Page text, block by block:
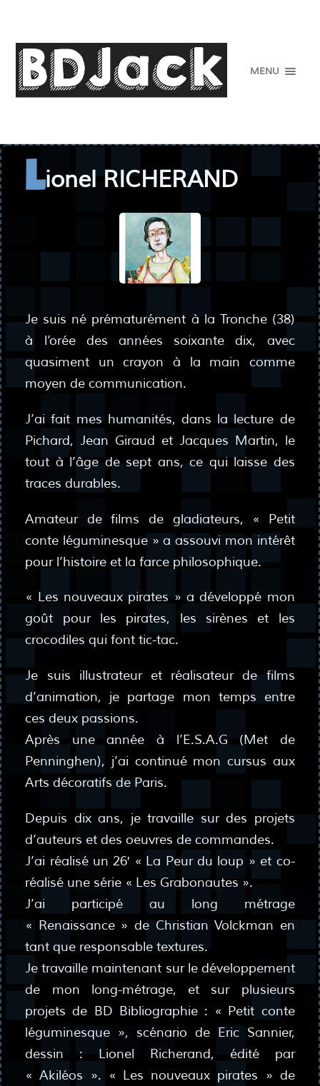
MENU
Lionel RICHERAND
Je suis né prématurément à la Tronche (38)
à l’orée des années soixante dix, avec
quasiment un crayon à la main comme
moyen de communication.
J’ai fait mes humanités, dans la lecture de
Pichard, Jean Giraud et Jacques Martin, le
tout à l’âge de sept ans, ce qui laisse des
traces durables.
Amateur de films de gladiateurs, « Petit
conte léguminesque » a assouvi mon intérêt
pour l’histoire et la farce philosophique.
« Les nouveaux pirates » a développé mon
goût pour les pirates, les sirènes et les
crocodiles qui font tic-tac.
Je suis illustrateur et réalisateur de films
d’animation, je partage mon temps entre
ces deux passions.
Après une année à l’E.S.A.G (Met de
Penninghen), j’ai continué mon cursus aux
Arts décoratifs de Paris.
Depuis dix ans, je travaille sur des projets
d’auteurs et des oeuvres de commandes.
J’ai réalisé un 26′ « La Peur du loup » et co-
réalisé une série « Les Grabonautes ».
J’ai participé au long métrage
« Renaissance » de Christian Volckman en
tant que responsable textures.
Je travaille maintenant sur le développement
de mon long-métrage, et sur plusieurs
projets de BD Bibliographie : « Petit conte
léguminesque », scénario de Eric Sannier,
dessin : Lionel Richerand, édité par
« Akiléos ». « Les nouveaux pirates » de